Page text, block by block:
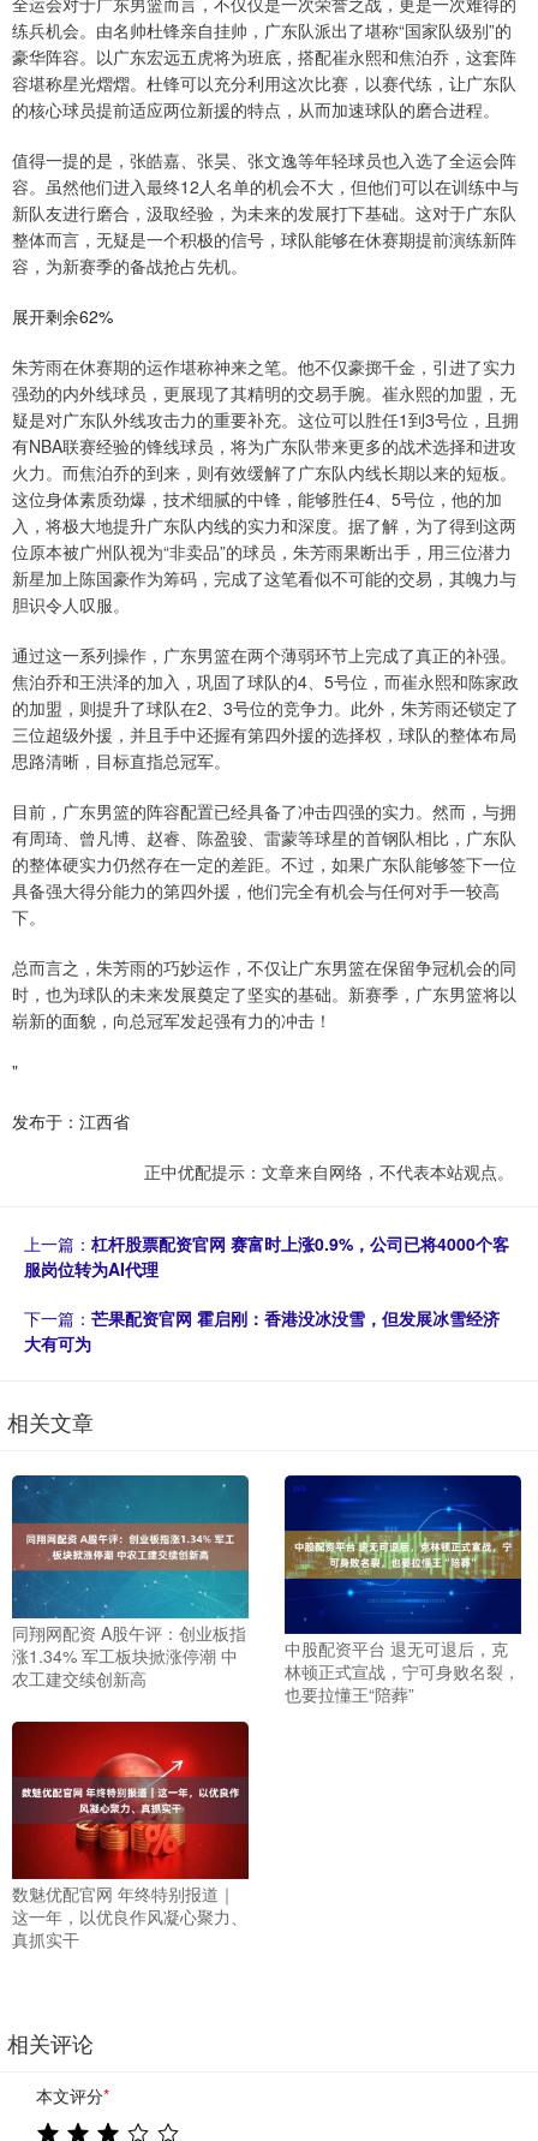
练兵机会。由名帅杜锋亲自挂帅，广东队派出了堪称“国家队级别”的
豪华阵容。以广东宏远五虎将为班底，搭配崔永熙和焦泊乔，这套阵
容堪称星光熠熠。杜锋可以充分利用这次比赛，以赛代练，让广东队
的核心球员提前适应两位新援的特点，从而加速球队的磨合进程。
值得一提的是，张皓嘉、张昊、张文逸等年轻球员也入选了全运会阵
容。虽然他们进入最终12人名单的机会不大，但他们可以在训练中与
新队友进行磨合，汲取经验，为未来的发展打下基础。这对于广东队
整体而言，无疑是一个积极的信号，球队能够在休赛期提前演练新阵
容，为新赛季的备战抢占先机。
展开剩余62%
朱芳雨在休赛期的运作堪称神来之笔。他不仅豪掷千金，引进了实力
强劲的内外线球员，更展现了其精明的交易手腕。崔永熙的加盟，无
疑是对广东队外线攻击力的重要补充。这位可以胜任1到3号位，且拥
有NBA联赛经验的锋线球员，将为广东队带来更多的战术选择和进攻
火力。而焦泊乔的到来，则有效缓解了广东队内线长期以来的短板。
这位身体素质劲爆，技术细腻的中锋，能够胜任4、5号位，他的加
入，将极大地提升广东队内线的实力和深度。据了解，为了得到这两
位原本被广州队视为“非卖品”的球员，朱芳雨果断出手，用三位潜力
新星加上陈国豪作为筹码，完成了这笔看似不可能的交易，其魄力与
胆识令人叹服。
通过这一系列操作，广东男篮在两个薄弱环节上完成了真正的补强。
焦泊乔和王洪泽的加入，巩固了球队的4、5号位，而崔永熙和陈家政
的加盟，则提升了球队在2、3号位的竞争力。此外，朱芳雨还锁定了
三位超级外援，并且手中还握有第四外援的选择权，球队的整体布局
思路清晰，目标直指总冠军。
目前，广东男篮的阵容配置已经具备了冲击四强的实力。然而，与拥
有周琦、曾凡博、赵睿、陈盈骏、雷蒙等球星的首钢队相比，广东队
的整体硬实力仍然存在一定的差距。不过，如果广东队能够签下一位
具备强大得分能力的第四外援，他们完全有机会与任何对手一较高
下。
总而言之，朱芳雨的巧妙运作，不仅让广东男篮在保留争冠机会的同
时，也为球队的未来发展奠定了坚实的基础。新赛季，广东男篮将以
崭新的面貌，向总冠军发起强有力的冲击！
"
发布于：江西省
正中优配提示：文章来自网络，不代表本站观点。
上一篇： 杠杆股票配资官网 赛富时上涨0.9%，公司已将4000个客
服岗位转为AI代理
下一篇： 芒果配资官网 霍启刚：香港没冰没雪，但发展冰雪经济
大有可为
相关文章
同翔网配资 A股午评：创业板指
涨1.34% 军工板块掀涨停潮 中
农工建交续创新高
中股配资平台 退无可退后，克
林顿正式宣战，宁可身败名裂，
也要拉懂王“陪葬”
数魅优配官网 年终特别报道｜
这一年，以优良作风凝心聚力、
真抓实干
相关评论
本文评分*